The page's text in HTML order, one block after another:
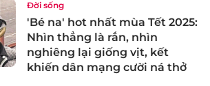
Đời sống
'Bé na' hot nhất mùa Tết 2025:
Nhìn thẳng là rắn, nhìn
nghiêng lại giống vịt, kết
khiến dân mạng cười ná thở